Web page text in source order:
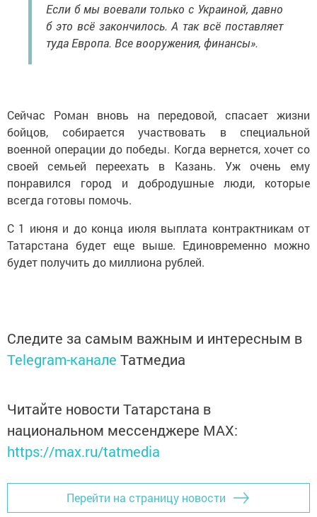
Если б мы воевали только с Украиной, давно
б это всё закончилось. А так всё поставляет
туда Европа. Все вооружения, финансы».
Сейчас Роман вновь на передовой, спасает жизни
бойцов, собирается участвовать в специальной
военной операции до победы. Когда вернется, хочет со
своей семьей переехать в Казань. Уж очень ему
понравился город и добродушные люди, которые
всегда готовы помочь.
С 1 июня и до конца июля выплата контрактникам от
Татарстана будет еще выше. Единовременно можно
будет получить до миллиона рублей.
Следите за самым важным и интересным в
Telegram-канале Татмедиа
Читайте новости Татарстана в
национальном мессенджере MАХ:
https://max.ru/tatmedia
Перейти на страницу новости